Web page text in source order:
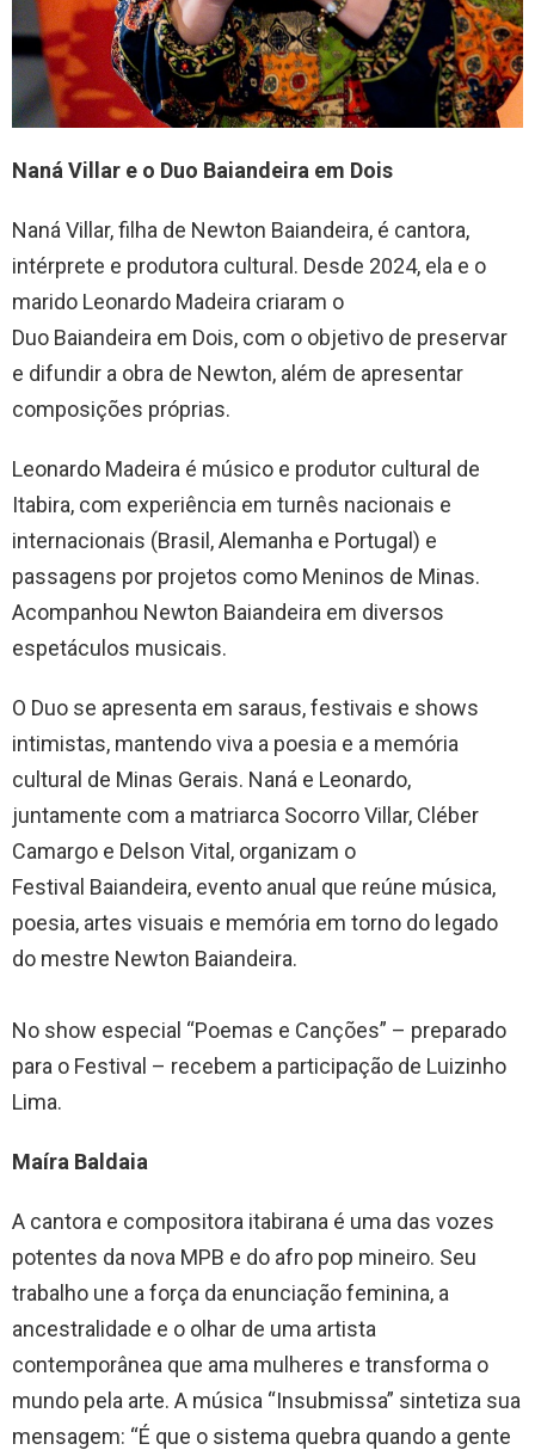
Naná Villar e o Duo Baiandeira em Dois
Naná Villar, filha de Newton Baiandeira, é cantora,
intérprete e produtora cultural. Desde 2024, ela e o
marido Leonardo Madeira criaram o
Duo Baiandeira em Dois, com o objetivo de preservar
e difundir a obra de Newton, além de apresentar
composições próprias.
Leonardo Madeira é músico e produtor cultural de
Itabira, com experiência em turnês nacionais e
internacionais (Brasil, Alemanha e Portugal) e
passagens por projetos como Meninos de Minas.
Acompanhou Newton Baiandeira em diversos
espetáculos musicais.
O Duo se apresenta em saraus, festivais e shows
intimistas, mantendo viva a poesia e a memória
cultural de Minas Gerais. Naná e Leonardo,
juntamente com a matriarca Socorro Villar, Cléber
Camargo e Delson Vital, organizam o
Festival Baiandeira, evento anual que reúne música,
poesia, artes visuais e memória em torno do legado
do mestre Newton Baiandeira.
No show especial “Poemas e Canções” – preparado
para o Festival – recebem a participação de Luizinho
Lima.
Maíra Baldaia
A cantora e compositora itabirana é uma das vozes
potentes da nova MPB e do afro pop mineiro. Seu
trabalho une a força da enunciação feminina, a
ancestralidade e o olhar de uma artista
contemporânea que ama mulheres e transforma o
mundo pela arte. A música “Insubmissa” sintetiza sua
mensagem: “É que o sistema quebra quando a gente